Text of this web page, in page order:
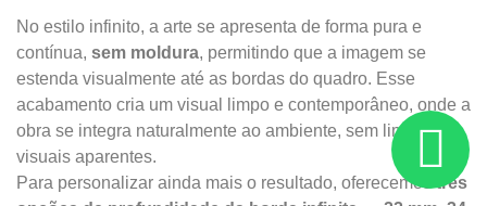
No estilo infinito, a arte se apresenta de forma pura e
contínua, sem moldura, permitindo que a imagem se
estenda visualmente até as bordas do quadro. Esse
acabamento cria um visual limpo e contemporâneo, onde a
obra se integra naturalmente ao ambiente, sem limites
visuais aparentes.
Para personalizar ainda mais o resultado, oferecemos
três